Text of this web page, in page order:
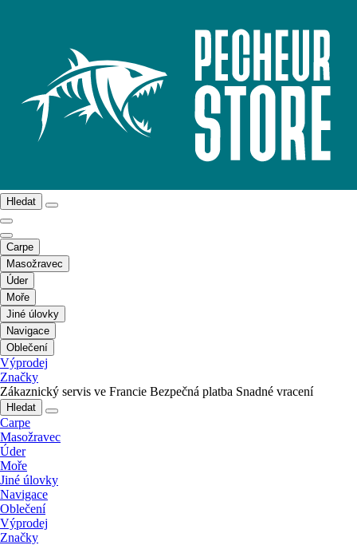
Hledat
Carpe
Masožravec
Úder
Moře
Jiné úlovky
Navigace
Oblečení
Výprodej
Značky
Zákaznický servis ve Francie Bezpečná platba Snadné vracení
Hledat
Carpe
Masožravec
Úder
Moře
Jiné úlovky
Navigace
Oblečení
Výprodej
Značky